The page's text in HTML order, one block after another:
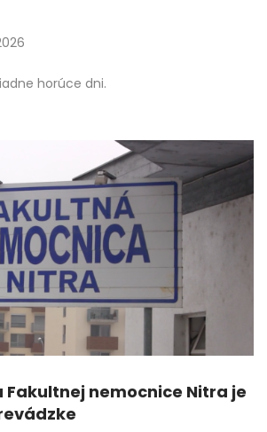
horúce dni.
nemocnice Nitra je